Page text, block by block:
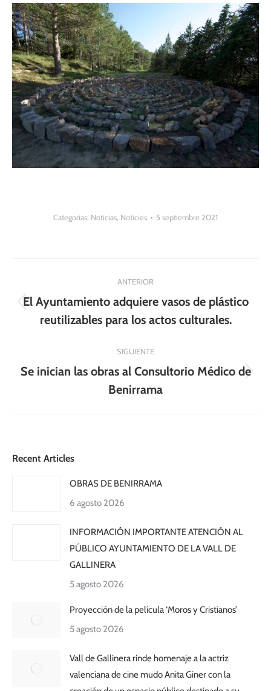
Categorías: Noticias, Notícies 5 septiembre 2021
entre
publicaciones
ANTERIOR
Publicación
anterior:
El Ayuntamiento adquiere vasos de plástico
reutilizables para los actos culturales.
SIGUIENTE
Publicación
siguiente:
Se inician las obras al Consultorio Médico de
Benirrama
Recent Articles
OBRAS DE BENIRRAMA
6 agosto 2026
INFORMACIÓN IMPORTANTE ATENCIÓN AL
PÚBLICO AYUNTAMIENTO DE LA VALL DE
GALLINERA
5 agosto 2026
Proyección de la película ‘Moros y Cristianos’
5 agosto 2026
Vall de Gallinera rinde homenaje a la actriz
valenciana de cine mudo Anita Giner con la